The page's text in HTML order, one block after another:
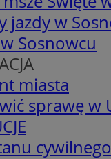
jazdy w
Sosnowcu
miasta
sprawę
cywilnego